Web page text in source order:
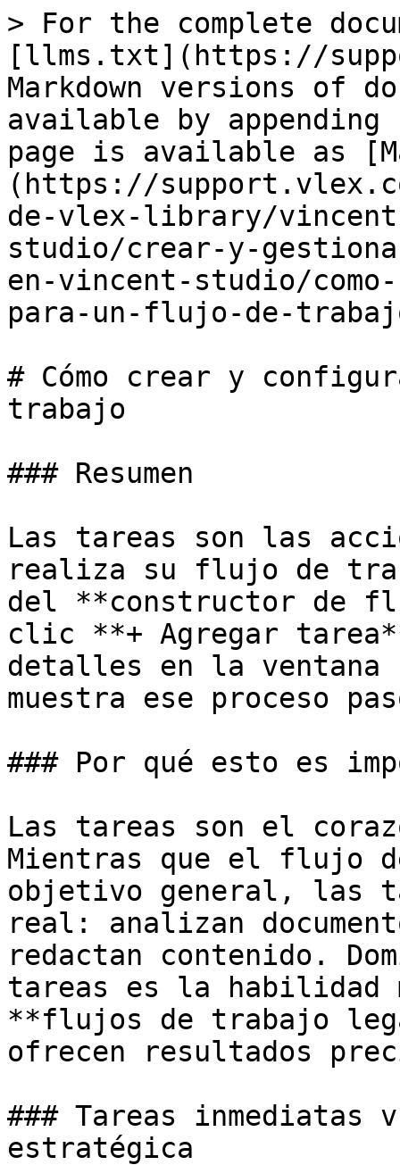
> For the complete
[llms.txt](https://
Markdown versions of
available by
page is available as
(https://
de-vlex-library/
studio/crear-y-
en-vincent-studio/
para-un-flujo-de-
# Cómo crear y
trabajo
### Resumen
Las tareas son las
realiza su flujo de
del **constructor de
clic **+ Agregar
detalles en la ventana
muestra ese proceso
### Por qué esto es
Las tareas son el
Mientras que el flujo
objetivo general, las
real: analizan
redactan contenido.
tareas es la habilidad
**flujos de trabajo
ofrecen resultados
### Tareas inmediatas
estratégica